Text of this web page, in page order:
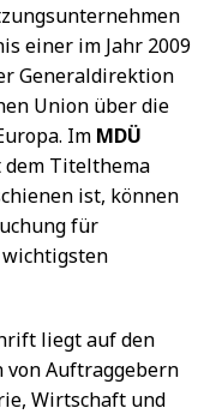
einer im Jahr 2009
Generaldirektion
Union über die
Im MDÜ
dem Titelthema
ist, können
für
wichtigsten
liegt auf den
von Auftraggebern
Wirtschaft und